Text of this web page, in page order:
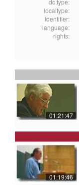
dc type:
localtype:
identifier:
language:
rights:
01:21:47
01:19:46